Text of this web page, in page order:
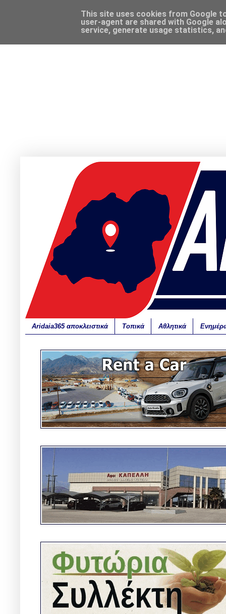
Aridaia365 αποκλειστικά Τοπικά Αθλητικά
This site uses cookies from Google
user-agent are shared with Google
service, generate usage statistics,